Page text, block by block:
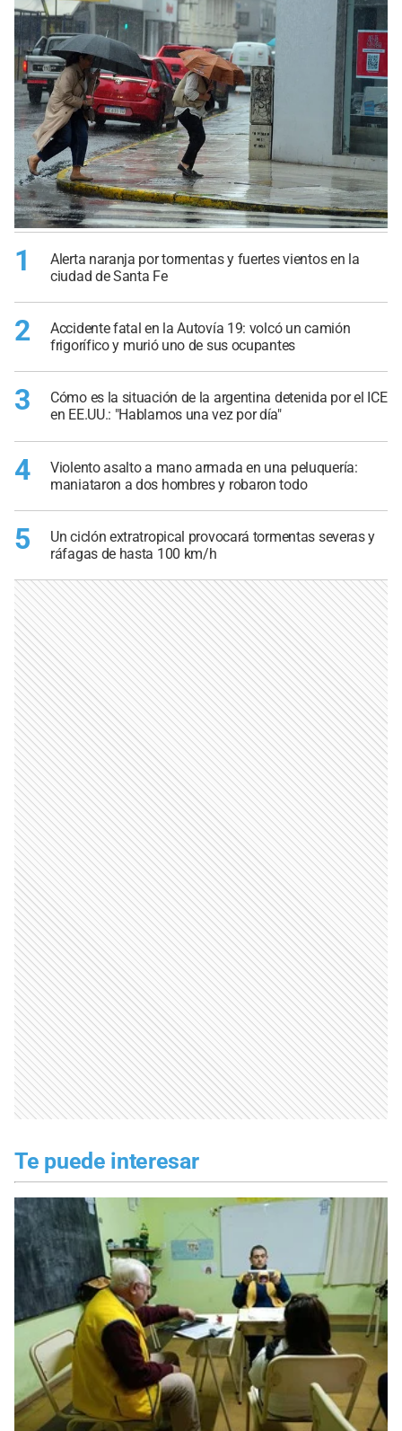
1
Alerta naranja por tormentas y fuertes vientos en la
ciudad de Santa Fe
2
Accidente fatal en la Autovía 19: volcó un camión
frigorífico y murió uno de sus ocupantes
3
Cómo es la situación de la argentina detenida por el ICE
en EE.UU.: "Hablamos una vez por día"
4
Violento asalto a mano armada en una peluquería:
maniataron a dos hombres y robaron todo
5
Un ciclón extratropical provocará tormentas severas y
ráfagas de hasta 100 km/h
Te puede interesar